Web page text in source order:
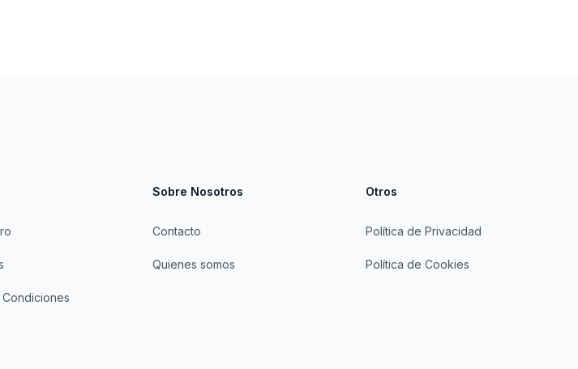
Sobre Nosotros
Contacto
Quienes somos
Otros
Política de Privacidad
Política de Cookies